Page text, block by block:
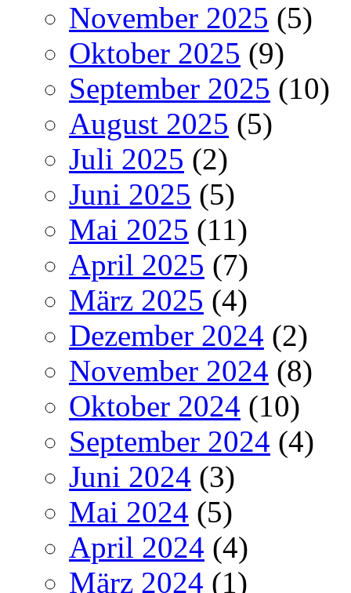
November 2025 (5)
Oktober 2025 (9)
September 2025 (10)
August 2025 (5)
Juli 2025 (2)
Juni 2025 (5)
Mai 2025 (11)
April 2025 (7)
März 2025 (4)
Dezember 2024 (2)
November 2024 (8)
Oktober 2024 (10)
September 2024 (4)
Juni 2024 (3)
Mai 2024 (5)
April 2024 (4)
März 2024 (1)